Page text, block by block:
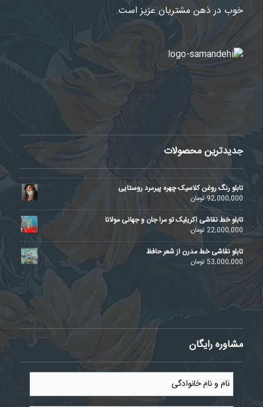
خوب در ذهن مشتریان عزیز است.
جدیدترین محصولات
تابلو رنگ روغن کلاسیک چهره پیرمرد روستایی
92,000,000تومان
تابلو خط نقاشی اکریلیک تو مرا جان و جهانی مولانا
22,000,000 تومان
تابلو نقاشی خط مدرن از شعر حافظ
53,000,000 تومان
مشاوره رایگان
نام
نام